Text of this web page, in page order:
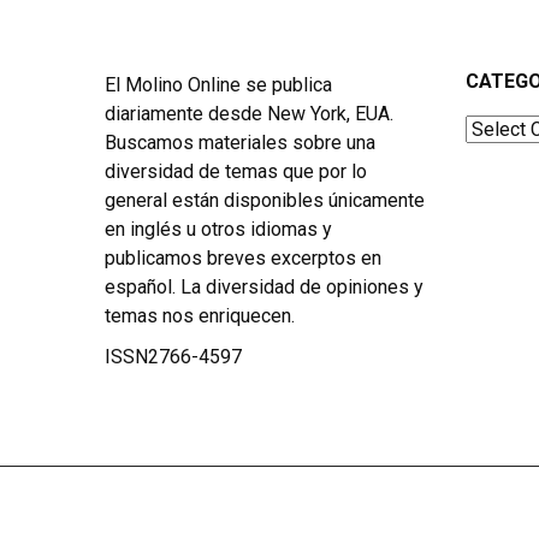
El Molino Online se publica
diariamente desde New York, EUA.
Buscamos materiales sobre una
diversidad de temas que por lo
general están disponibles únicamente
en inglés u otros idiomas y
publicamos breves excerptos en
español. La diversidad de opiniones y
temas nos enriquecen.
ISSN2766-4597